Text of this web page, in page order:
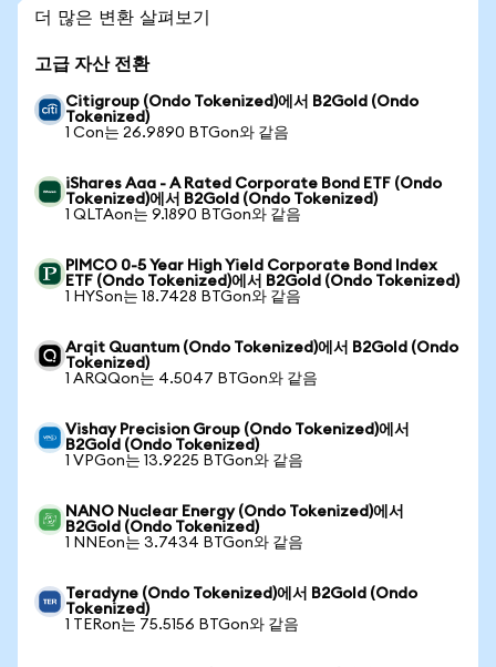
더 많은 변환 살펴보기
고급 자산 전환
Citigroup (Ondo Tokenized)에서 B2Gold (Ondo
Tokenized)
1 Con는 26.9890 BTGon와 같음
iShares Aaa - A Rated Corporate Bond ETF (Ondo
Tokenized)에서 B2Gold (Ondo Tokenized)
1 QLTAon는 9.1890 BTGon와 같음
PIMCO 0-5 Year High Yield Corporate Bond Index
ETF (Ondo Tokenized)에서 B2Gold (Ondo Tokenized)
1 HYSon는 18.7428 BTGon와 같음
Arqit Quantum (Ondo Tokenized)에서 B2Gold (Ondo
Tokenized)
1 ARQQon는 4.5047 BTGon와 같음
Vishay Precision Group (Ondo Tokenized)에서
B2Gold (Ondo Tokenized)
1 VPGon는 13.9225 BTGon와 같음
NANO Nuclear Energy (Ondo Tokenized)에서
B2Gold (Ondo Tokenized)
1 NNEon는 3.7434 BTGon와 같음
Teradyne (Ondo Tokenized)에서 B2Gold (Ondo
Tokenized)
1 TERon는 75.5156 BTGon와 같음